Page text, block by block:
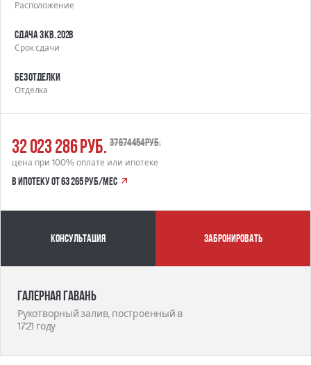
Расположение
Сдача 3 кв. 2028
Срок сдачи
Без отделки
Отделка
32 023 286 руб. 37 674 454 руб.
цена при 100% оплате или ипотеке
в ипотеку от 63 265 руб/мес
Консультация забронировать
Галерная гавань
Рукотворный залив, построенный в
1721 году